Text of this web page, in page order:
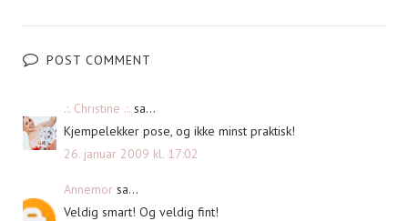
POST COMMENT
.:. Christine .:. sa...
Kjempelekker pose, og ikke minst praktisk!
26. januar 2009 kl. 17:02
Annemor sa...
Veldig smart! Og veldig fint!